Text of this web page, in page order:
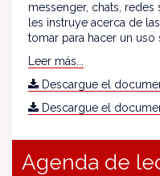
messenger, chats,
les instruye acerca de
tomar para hacer un uso
Leer más...
Descargue el
Descargue el
Agenda de